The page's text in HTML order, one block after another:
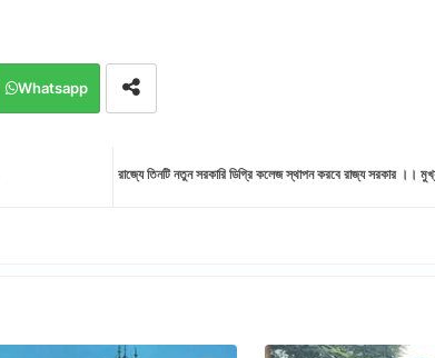
Whatsapp
রাজ্যে তিনটি নতুন সরকারি ডিগ্রি কলেজ স্থাপন করবে রাজ্য সরকার ।।